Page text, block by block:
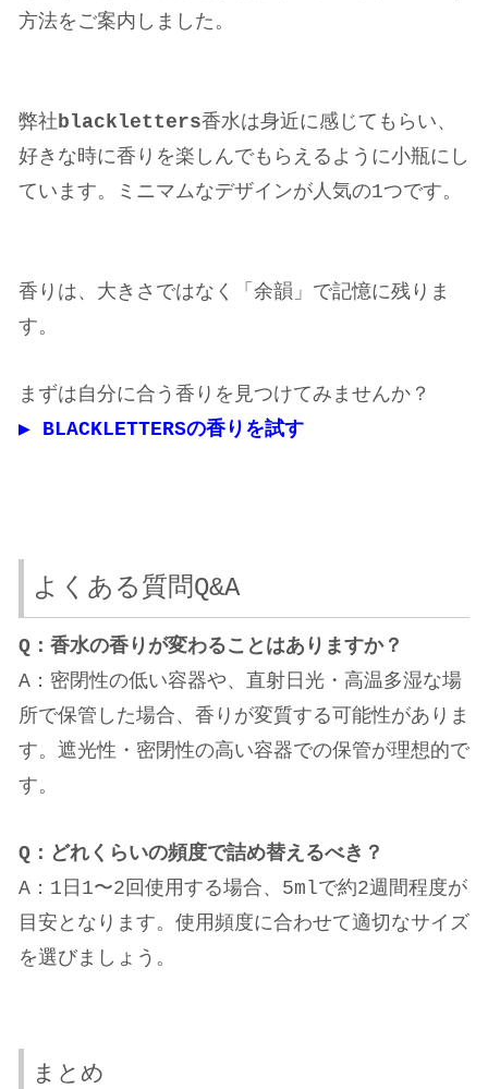
方法をご案内しました。
弊社blackletters香水は身近に感じてもらい、
好きな時に香りを楽しんでもらえるように小瓶にし
ています。ミニマムなデザインが人気の1つです。
香りは、大きさではなく「余韻」で記憶に残りま
す。
まずは自分に合う香りを見つけてみませんか？
▶︎ BLACKLETTERSの香りを試す
よくある質問Q&A
Q：香水の香りが変わることはありますか？
A：密閉性の低い容器や、直射日光・高温多湿な場
所で保管した場合、香りが変質する可能性がありま
す。遮光性・密閉性の高い容器での保管が理想的で
す。
Q：どれくらいの頻度で詰め替えるべき？
A：1日1〜2回使用する場合、5mlで約2週間程度が
目安となります。使用頻度に合わせて適切なサイズ
を選びましょう。
まとめ